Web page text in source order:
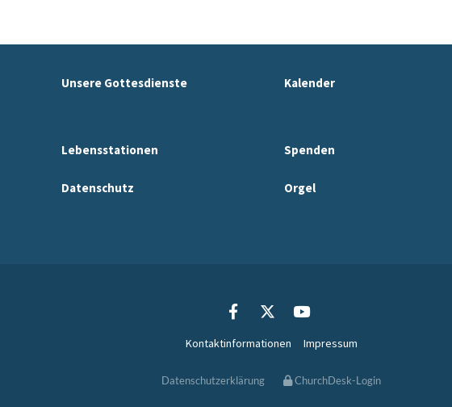
Unsere Gottesdienste Kalender
Lebensstationen Spenden
Datenschutz Orgel
Kontaktinformationen Impressum
Datenschutzerklärung ChurchDesk-Login